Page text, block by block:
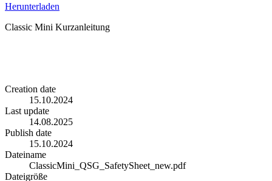
Herunterladen
Classic Mini Kurzanleitung
Creation date
15.10.2024
Last update
14.08.2025
Publish date
15.10.2024
Dateiname
ClassicMini_QSG_SafetySheet_new.pdf
Dateigröße